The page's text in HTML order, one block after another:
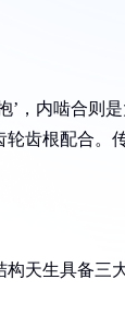
，内啮合则
齿根配合。
天生具备三